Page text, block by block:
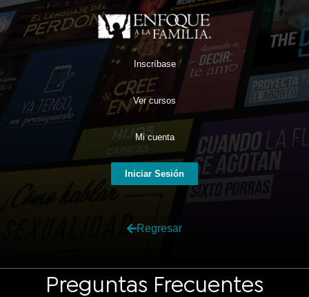
Inscríbase
Ver cursos
Mi cuenta
Iniciar Sesión
Regresar
Preguntas Frecuentes